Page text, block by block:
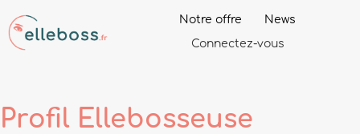
Notre offre
News
Connectez-vous
Profil Ellebosseuse